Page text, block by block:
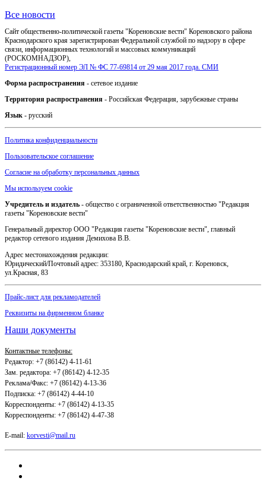
Все новости
Сайт общественно-политической газеты "Кореновские вести" Кореновского района
Краснодарского края зарегистрирован Федеральной службой по надзору в сфере
связи, информационных технологий и массовых коммуникаций
(РОСКОМНАДЗОР),
Регистрационный номер ЭЛ № ФС 77-69814 от 29 мая 2017 года. СМИ
Форма распространения - сетевое издание
Территория распространения - Российская Федерация, зарубежные страны
Язык - русский
Политика конфиденциальности
Пользовательское соглашение
Согласие на обработку персональных данных
Мы используем cookie
Учредитель и издатель - общество с ограниченной ответственностью "Редакция
газеты "Кореновские вести"
Генеральный директор ООО "Редакция газеты "Кореновские вести", главный
редактор сетевого издания Демихова В.В.
Адрес местонахождения редакции:
Юридический/Почтовый адрес: 353180, Краснодарский край, г. Кореновск,
ул.Красная, 83
Прайс-лист для рекламодателей
Реквизиты на фирменном бланке
Наши документы
Контактные телефоны:
Редактор: +7 (86142) 4-11-61
Зам. редактора: +7 (86142) 4-12-35
Реклама/Факс: +7 (86142) 4-13-36
Подписка: +7 (86142) 4-44-10
Корреспонденты: +7 (86142) 4-13-35
Корреспонденты: +7 (86142) 4-47-38
E-mail: korvesti@mail.ru